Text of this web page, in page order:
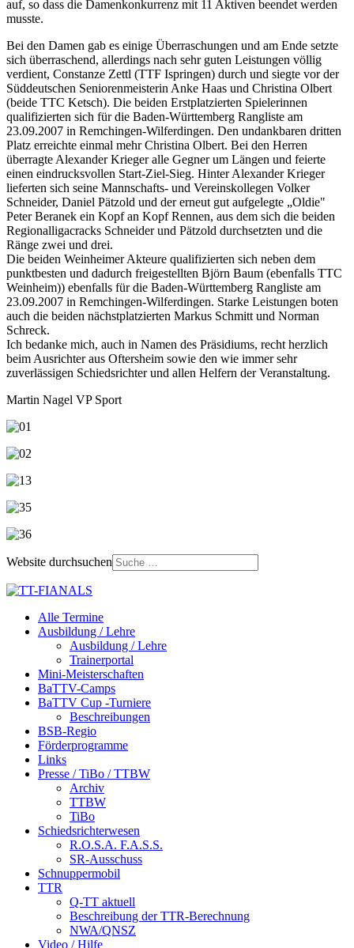
auf, so dass die Damenkonkurrenz mit 11 Aktiven beendet werden
musste.
Bei den Damen gab es einige Überraschungen und am Ende setzte
sich überraschend, allerdings nach sehr guten Leistungen völlig
verdient, Constanze Zettl (TTF Ispringen) durch und siegte vor der
Süddeutschen Seniorenmeisterin Anke Haas und Christina Olbert
(beide TTC Ketsch). Die beiden Erstplatzierten Spielerinnen
qualifizierten sich für die Baden-Württemberg Rangliste am
23.09.2007 in Remchingen-Wilferdingen. Den undankbaren dritten
Platz erreichte einmal mehr Christina Olbert. Bei den Herren
überragte Alexander Krieger alle Gegner um Längen und feierte
einen eindrucksvollen Start-Ziel-Sieg. Hinter Alexander Krieger
lieferten sich seine Mannschafts- und Vereinskollegen Volker
Schneider, Daniel Pätzold und der erneut gut aufgelegte „Oldie"
Peter Beranek ein Kopf an Kopf Rennen, aus dem sich die beiden
Regionalligacracks Schneider und Pätzold durchsetzten und die
Ränge zwei und drei.
Die beiden Weinheimer Akteure qualifizierten sich neben dem
punktbesten und dadurch freigestellten Björn Baum (ebenfalls TTC
Weinheim)) ebenfalls für die Baden-Württemberg Rangliste am
23.09.2007 in Remchingen-Wilferdingen. Starke Leistungen boten
auch die beiden nächstplatzierten Markus Schmitt und Norman
Schreck.
Ich bedanke mich, auch in Namen des Präsidiums, recht herzlich
beim Ausrichter aus Oftersheim sowie den wie immer sehr
zuverlässigen Schiedsrichter und allen Helfern der Veranstaltung.
Martin Nagel VP Sport
Website durchsuchen
Alle Termine
Ausbildung / Lehre
Ausbildung / Lehre
Trainerportal
Mini-Meisterschaften
BaTTV-Camps
BaTTV Cup -Turniere
Beschreibungen
BSB-Regio
Förderprogramme
Links
Presse / TiBo / TTBW
Archiv
TTBW
TiBo
Schiedsrichterwesen
R.O.S.A. F.A.S.S.
SR-Ausschuss
Schnuppermobil
TTR
Q-TT aktuell
Beschreibung der TTR-Berechnung
NWA/QNSZ
Video / Hilfe